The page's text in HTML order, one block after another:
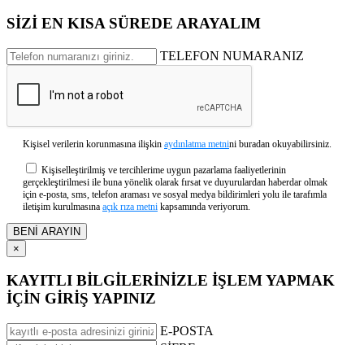
SİZİ EN KISA SÜREDE ARAYALIM
TELEFON NUMARANIZ
Kişisel verilerin korunmasına ilişkin aydınlatma metnini buradan okuyabilirsiniz.
Kişiselleştirilmiş ve tercihlerime uygun pazarlama faaliyetlerinin
gerçekleştirilmesi ile buna yönelik olarak fırsat ve duyurulardan haberdar olmak
için e-posta, sms, telefon araması ve sosyal medya bildirimleri yolu ile tarafımla
iletişim kurulmasına açık rıza metni kapsamında veriyorum.
×
KAYITLI BİLGİLERİNİZLE İŞLEM YAPMAK
İÇİN GİRİŞ YAPINIZ
E-POSTA